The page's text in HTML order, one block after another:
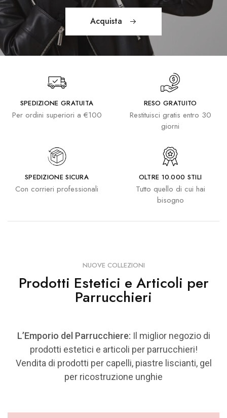
Acquista
SPEDIZIONE GRATUITA
Per ordini superiori a €100
RESO GRATUITO
Restituisci gratis entro 30
giorni
SPEDIZIONE SICURA
Con corrieri professionali
OLTRE 10.000 STILI
Tutto quello di cui hai
bisogno
NUOVE COLLEZIONI
Prodotti Estetici e Articoli per
Parrucchieri
L’Emporio del Parrucchiere: Il miglior negozio di
prodotti estetici e articoli per parrucchieri!
Vendita di prodotti per capelli, piastre liscianti, gel
per ricostruzione unghie